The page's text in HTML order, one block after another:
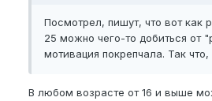
Посмотрел, пишут, что вот как
25 можно чего-то добиться от
мотивация покрепчала. Так что,
В любом возрасте от 16 и выше